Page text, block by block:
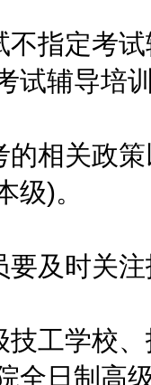
定考试
试辅导培
关政策
级)。
时关注
学校、
全日制高